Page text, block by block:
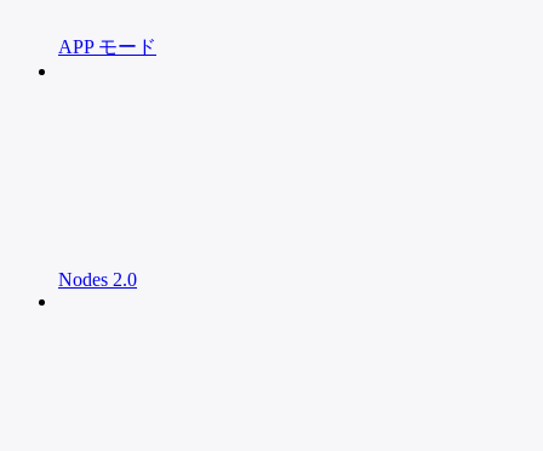
APP モード
Nodes 2.0